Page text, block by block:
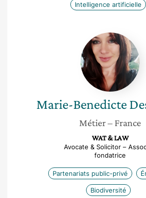
Intelligence artificielle
Marie-
Benedicte
Desvallon
Marie-Benedicte
Métier– France
WAT & LAW
Avocate & Solicitor –
fondatrice
Partenariats public-privé
Biodiversité